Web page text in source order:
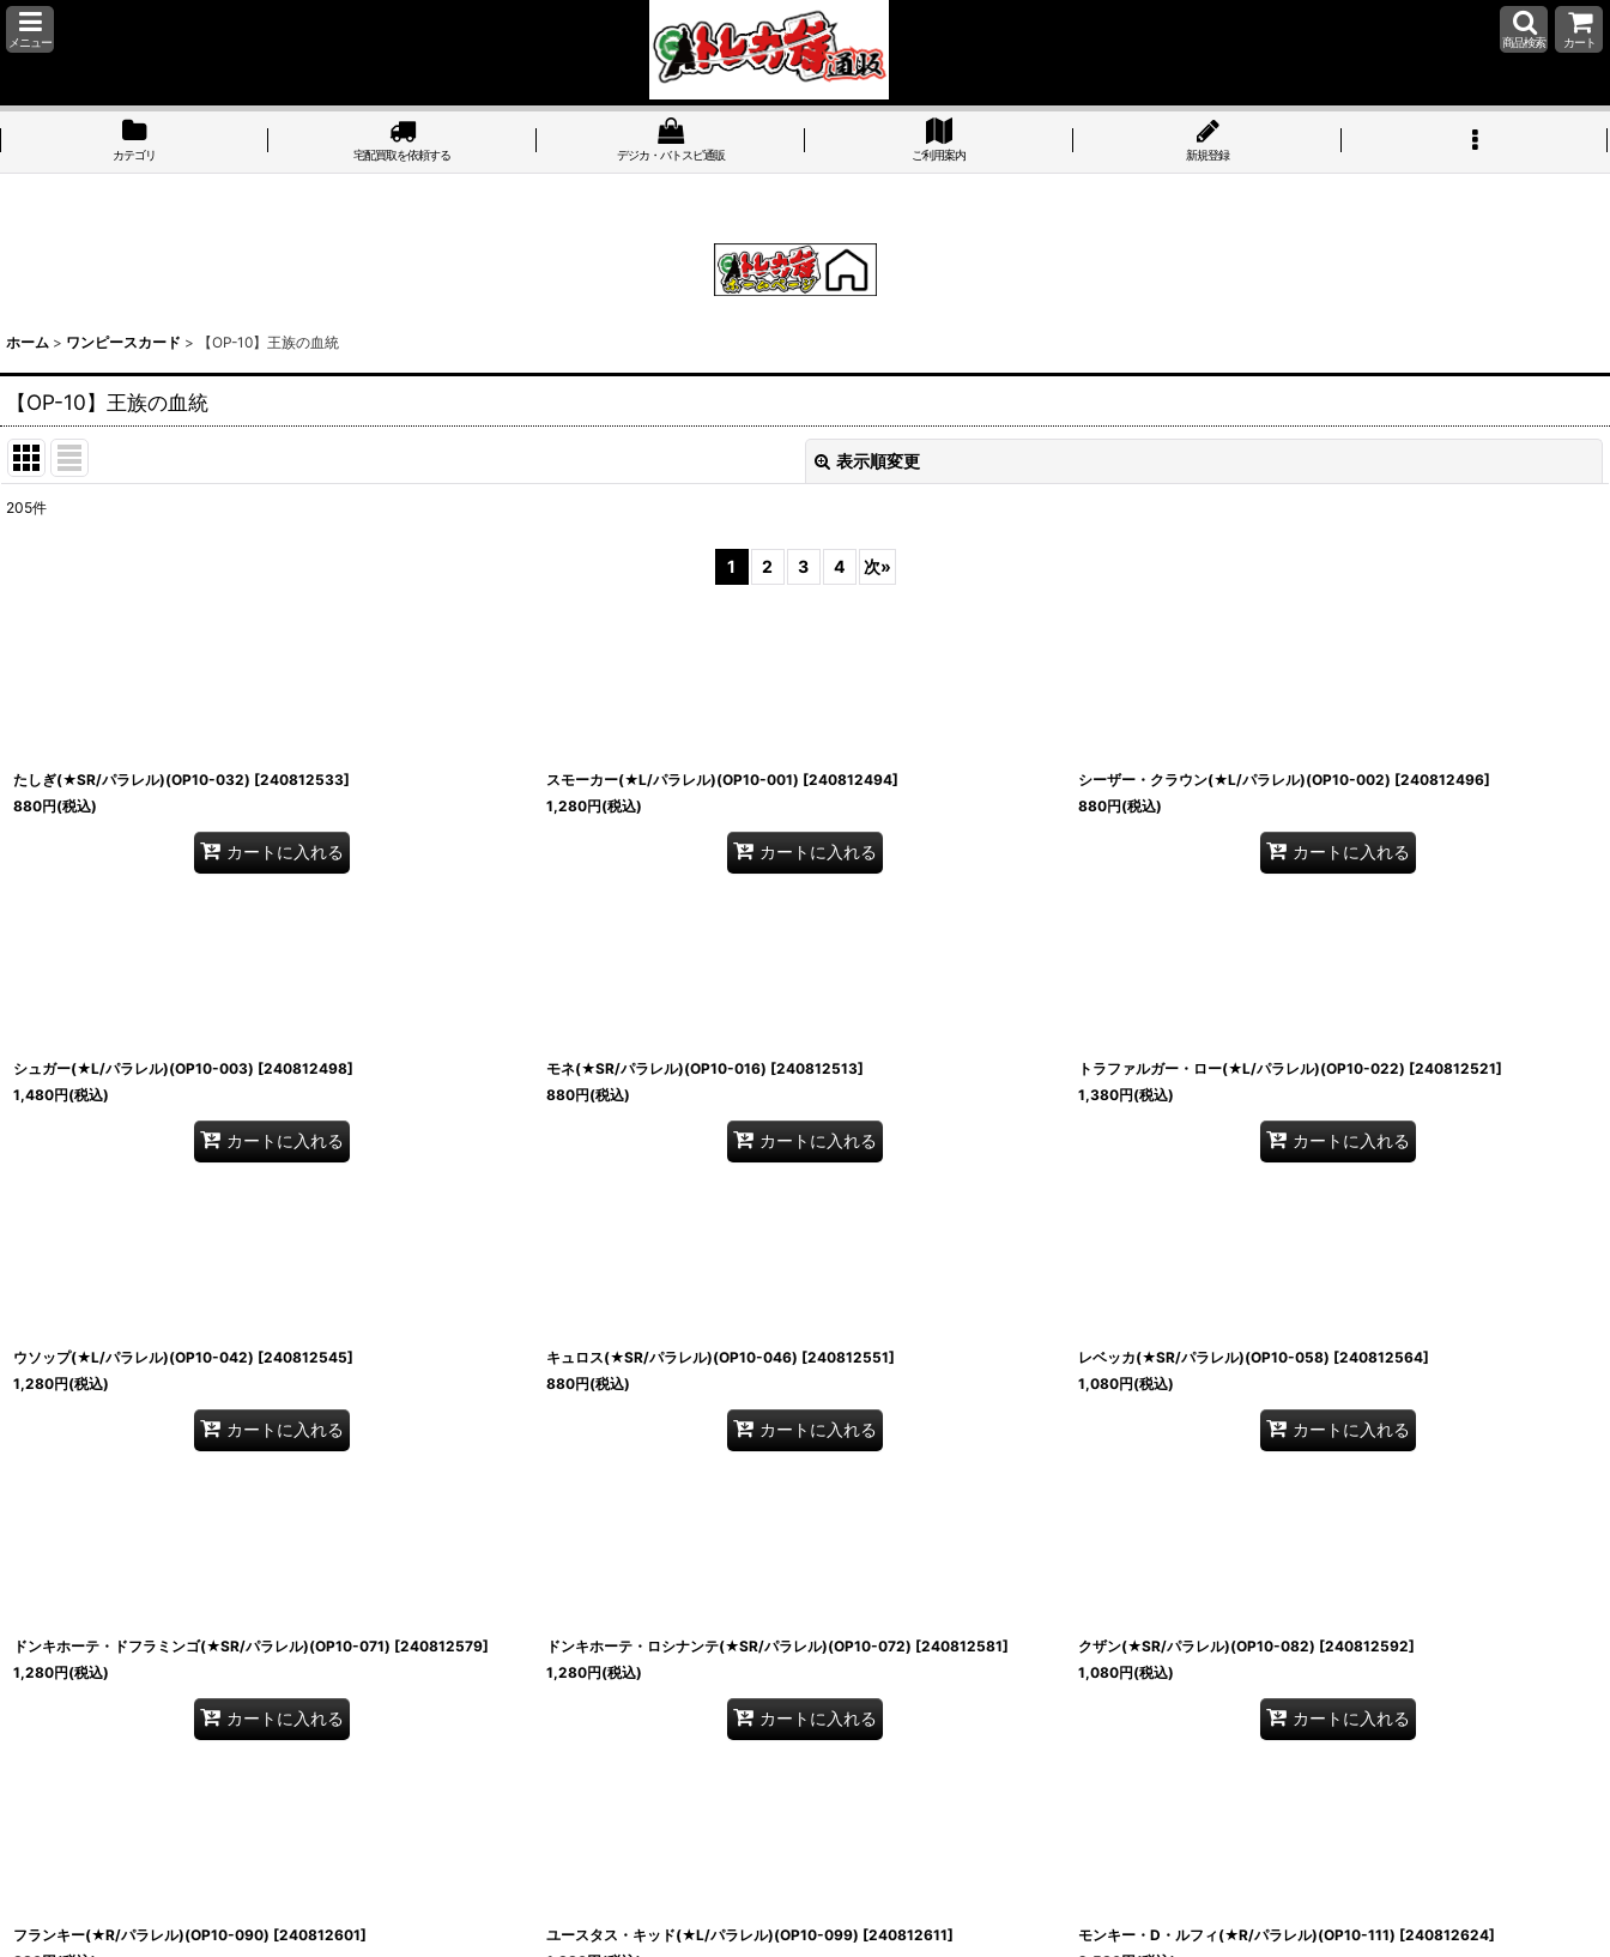
メニュー 商品検索 カート
カテゴリ 宅配買取を依頼する デジカ・バトスピ通販 ご利用案内 新規登録
ホーム > ワンピースカード > 【OP-10】王族の血統
【OP-10】王族の血統
表示順変更
205件
1 2 3 4 次»
たしぎ(★SR/パラレル)(OP10-032) [240812533]
880円(税込)
カートに入れる
スモーカー(★L/パラレル)(OP10-001) [240812494]
1,280円(税込)
カートに入れる
シーザー・クラウン(★L/パラレル)(OP10-002) [240812496]
880円(税込)
カートに入れる
シュガー(★L/パラレル)(OP10-003) [240812498]
1,480円(税込)
カートに入れる
モネ(★SR/パラレル)(OP10-016) [240812513]
880円(税込)
カートに入れる
トラファルガー・ロー(★L/パラレル)(OP10-022) [240812521]
1,380円(税込)
カートに入れる
ウソップ(★L/パラレル)(OP10-042) [240812545]
1,280円(税込)
カートに入れる
キュロス(★SR/パラレル)(OP10-046) [240812551]
880円(税込)
カートに入れる
レベッカ(★SR/パラレル)(OP10-058) [240812564]
1,080円(税込)
カートに入れる
ドンキホーテ・ドフラミンゴ(★SR/パラレル)(OP10-071) [240812579]
1,280円(税込)
カートに入れる
ドンキホーテ・ロシナンテ(★SR/パラレル)(OP10-072) [240812581]
1,280円(税込)
カートに入れる
クザン(★SR/パラレル)(OP10-082) [240812592]
1,080円(税込)
カートに入れる
フランキー(★R/パラレル)(OP10-090) [240812601]
ユースタス・キッド(★L/パラレル)(OP10-099) [240812611]
モンキー・D・ルフィ(★R/パラレル)(OP10-111) [240812624]